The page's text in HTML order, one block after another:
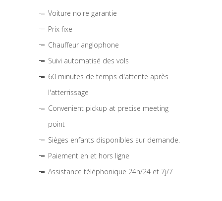
Voiture noire garantie
Prix fixe
Chauffeur anglophone
Suivi automatisé des vols
60 minutes de temps d'attente après
l'atterrissage
Convenient pickup at precise meeting
point
Sièges enfants disponibles sur demande.
Paiement en et hors ligne
Assistance téléphonique 24h/24 et 7j/7